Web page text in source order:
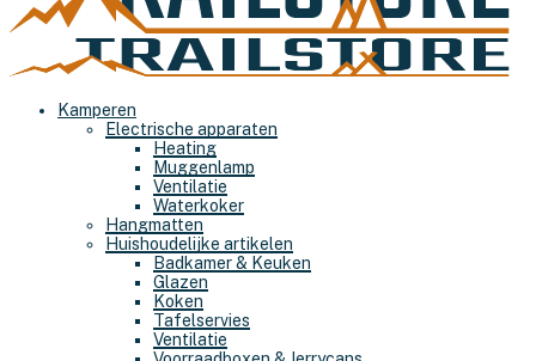
Kamperen
Electrische apparaten
Heating
Muggenlamp
Ventilatie
Waterkoker
Hangmatten
Huishoudelijke artikelen
Badkamer & Keuken
Glazen
Koken
Tafelservies
Ventilatie